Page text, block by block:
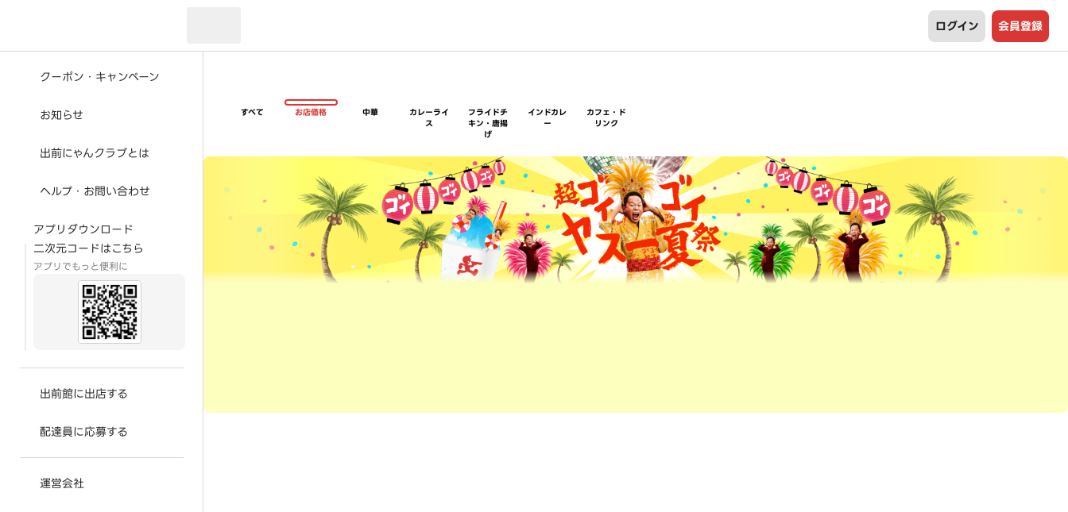
ログイン 会員登録
クーポン・キャンペーン
お知らせ
出前にゃんクラブとは
ヘルプ・お問い合わせ
アプリダウンロード
二次元コードはこちら
アプリでもっと便利に
出前館に出店する
配達員に応募する
運営会社
すべて お店価格 中華
カレーライ
ス
フライドチ
キン・唐揚
げ
インドカレ
ー
カフェ・ド
リンク
超ゴイゴイヤスー夏祭